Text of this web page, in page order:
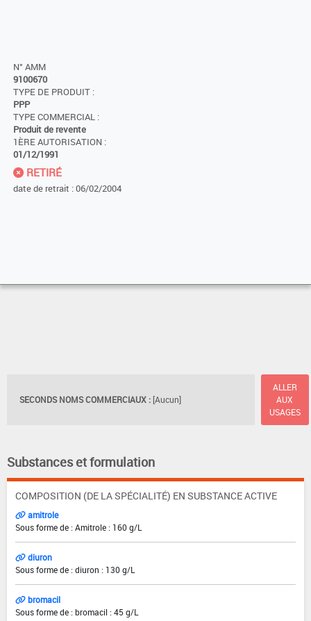
N° AMM
9100670
TYPE DE PRODUIT :
PPP
TYPE COMMERCIAL :
Produit de revente
1ÈRE AUTORISATION :
01/12/1991
RETIRÉ
date de retrait : 06/02/2004
SECONDS NOMS COMMERCIAUX : [Aucun]
ALLER
AUX
USAGES
Substances et formulation
COMPOSITION (DE LA SPÉCIALITÉ) EN SUBSTANCE ACTIVE
amitrole
Sous forme de : Amitrole : 160 g/L
diuron
Sous forme de : diuron : 130 g/L
bromacil
Sous forme de : bromacil : 45 g/L